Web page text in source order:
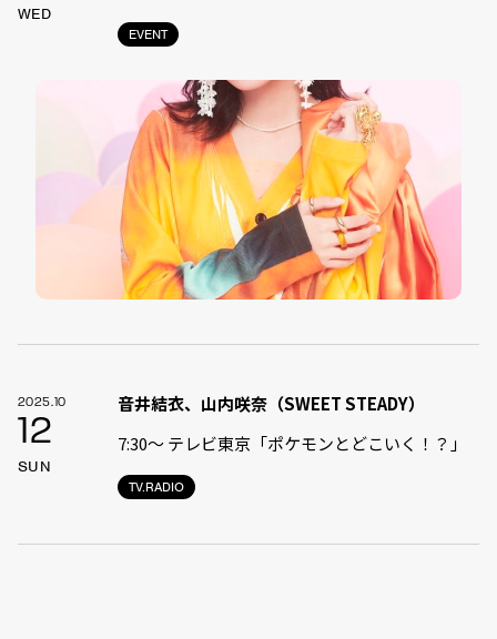
WED
EVENT
2025.10
12
SUN
TV.RADIO
音井結衣、山内咲奈（SWEET STEADY）
7:30〜 テレビ東京「ポケモンとどこいく！？」